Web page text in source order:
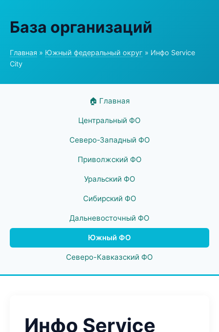
База организаций
Главная » Южный федеральный округ » Инфо Service
City
🏠 Главная
Центральный ФО
Северо-Западный ФО
Приволжский ФО
Уральский ФО
Сибирский ФО
Дальневосточный ФО
Южный ФО
Северо-Кавказский ФО
Инфо Service